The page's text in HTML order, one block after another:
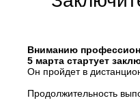
Вниманию
5 марта стартует
Он пройдет в
Продолжительность